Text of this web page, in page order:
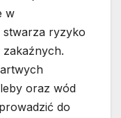
w
stwarza ryzyko
oraz wód
do